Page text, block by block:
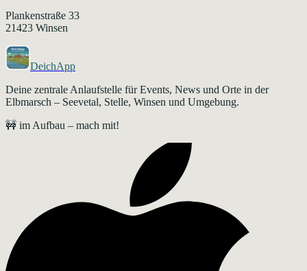
Plankenstraße 33
21423 Winsen
DeichApp
Deine zentrale Anlaufstelle für Events, News und Orte in der
Elbmarsch – Seevetal, Stelle, Winsen und Umgebung.
🚧 im Aufbau – mach mit!